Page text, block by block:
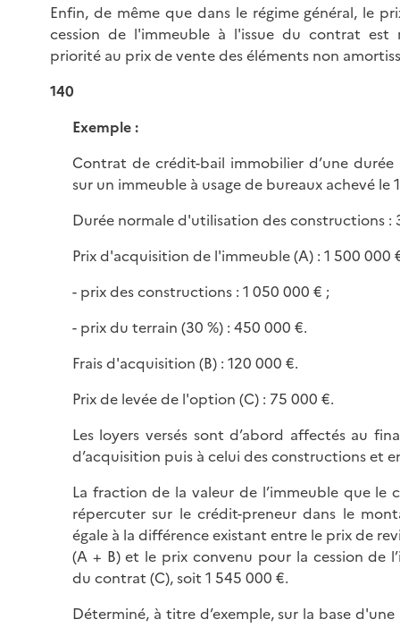
Enfin, de même que dans le régime général, le
cession de l'immeuble à l'issue du contrat est
priorité au prix de vente des éléments non
140
Exemple :
Contrat de crédit-bail immobilier d’une
sur un immeuble à usage de bureaux achevé le 1
Durée normale d'utilisation des constructions :
Prix d'acquisition de l'immeuble (A) : 1 500 000
- prix des constructions : 1 050 000 € ;
- prix du terrain (30 %) : 450 000 €.
Frais d'acquisition (B) : 120 000 €.
Prix de levée de l'option (C) : 75 000 €.
Les loyers versés sont d’abord affectés au
d’acquisition puis à celui des constructions et
La fraction de la valeur de l’immeuble que le
répercuter sur le crédit-preneur dans le
égale à la différence existant entre le prix de
(A + B) et le prix convenu pour la cession de
du contrat (C), soit 1 545 000 €.
Déterminé, à titre d’exemple, sur la base